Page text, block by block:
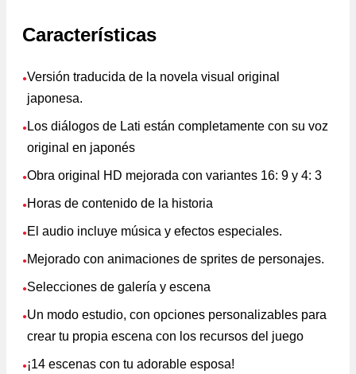
Características
●Versión traducida de la novela visual original
japonesa.
● Los diálogos de Lati están completamente con su voz
original en japonés
●Obra original HD mejorada con variantes 16: 9 y 4: 3
● Horas de contenido de la historia
● El audio incluye música y efectos especiales.
● Mejorado con animaciones de sprites de personajes.
●Selecciones de galería y escena
●Un modo estudio, con opciones personalizables para
crear tu propia escena con los recursos del juego
● ¡14 escenas con tu adorable esposa!